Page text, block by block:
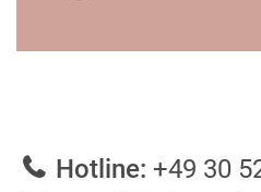
Hotline: +49 30